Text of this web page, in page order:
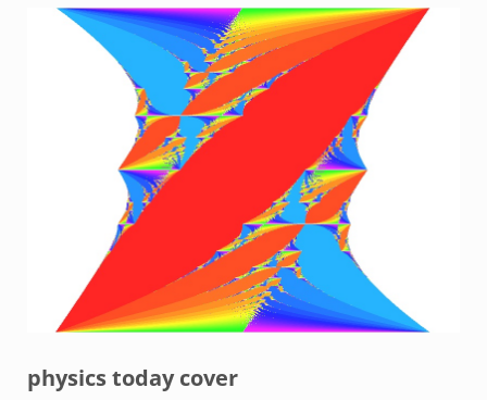
physics today cover